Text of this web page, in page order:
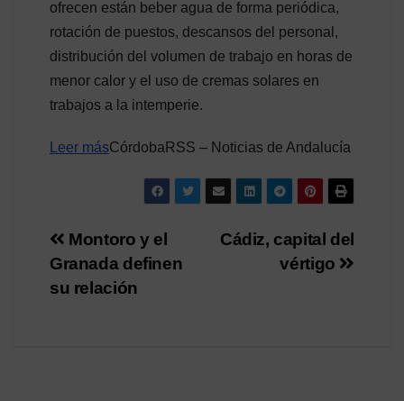
ofrecen están beber agua de forma periódica,
rotación de puestos, descansos del personal,
distribución del volumen de trabajo en horas de
menor calor y el uso de cremas solares en
trabajos a la intemperie.
Leer másCórdobaRSS – Noticias de Andalucía
Navegación
de
Cádiz, capital del
vértigo
Montoro y el
Granada definen
su relación